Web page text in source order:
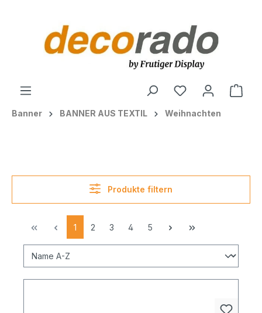
Banner BANNER AUS TEXTIL Weihnachten
Produkte filtern
1 2 3 4 5